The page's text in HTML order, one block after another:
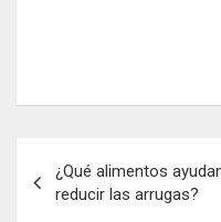
de
¿Qué alimentos
reducir las arrugas?